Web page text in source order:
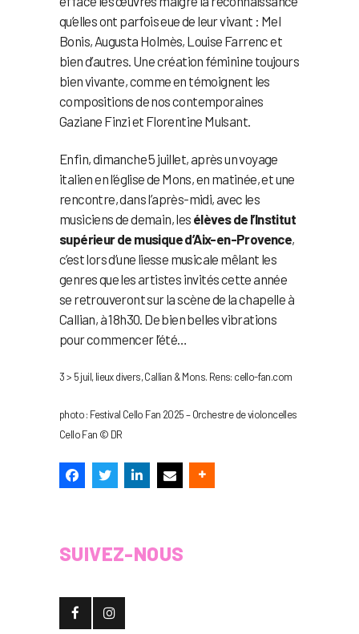
qu’elles ont parfois eue de leur vivant : Mel
Bonis, Augusta Holmès, Louise Farrenc et
bien d’autres. Une création féminine toujours
bien vivante, comme en témoignent les
compositions de nos contemporaines
Gaziane Finzi et Florentine Mulsant.
Enfin, dimanche 5 juillet, après un voyage
italien en l’église de Mons, en matinée, et une
rencontre, dans l’après-midi, avec les
musiciens de demain, les élèves de l’Institut
supérieur de musique d’Aix-en-Provence,
c’est lors d’une liesse musicale mêlant les
genres que les artistes invités cette année
se retrouveront sur la scène de la chapelle à
Callian, à 18h30. De bien belles vibrations
pour commencer l’été…
3 > 5 juil, lieux divers, Callian & Mons. Rens: cello-fan.com
photo : Festival Cello Fan 2025 – Orchestre de violoncelles
Cello Fan © DR
SUIVEZ-NOUS